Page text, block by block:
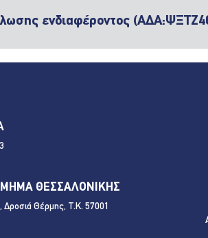
ενδιαφέροντος
ΘΕΣΣΑΛΟΝΙΚΗΣ
Θέρμης, Τ.Κ. 57001